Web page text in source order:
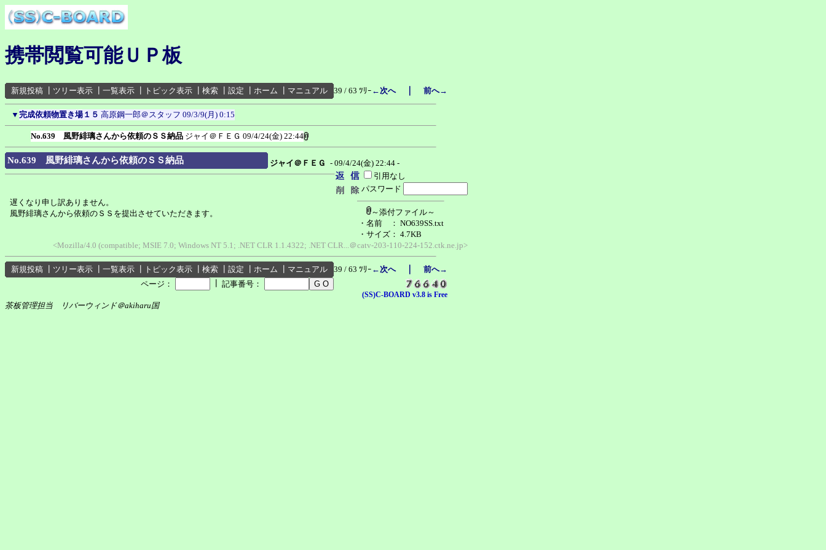
携帯閲覧可能ＵＰ板
新規投稿 ツリー表示 一覧表示 トピック表示 検索 設定 ホーム マニュアル 39 / 63 ﾂﾘｰ ←次へ｜ 前へ→
▼ 完成依頼物置き場１５ 高原鋼一郎＠スタッフ 09/3/9(月) 0:15
No.639 風野緋璃さんから依頼のＳＳ納品 ジャイ＠ＦＥＧ 09/4/24(金) 22:44
No.639 風野緋璃さんから依頼のＳＳ納品 ジャイ＠ＦＥＧ - 09/4/24(金) 22:44 -
引用なし
パスワード
～添付ファイル～
・名前
： NO639SS.txt
・サイズ： 4.7KB
遅くなり申し訳ありません。
風野緋璃さんから依頼のＳＳを提出させていただきます。
<Mozilla/4.0 (compatible; MSIE 7.0; Windows NT 5.1; .NET CLR 1.1.4322; .NET CLR...＠catv-203-110-224-152.ctk.ne.jp>
新規投稿 ツリー表示 一覧表示 トピック表示 検索 設定 ホーム マニュアル 39 / 63 ﾂﾘｰ ←次へ｜ 前へ→
ページ：
記事番号：
(SS)C-BOARD v3.8 is Free
茶板管理担当 リバーウィンド＠akiharu国